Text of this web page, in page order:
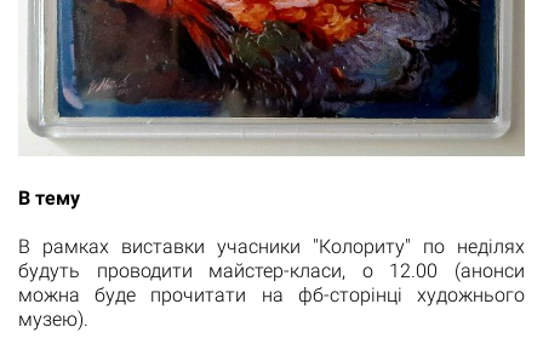
В тему
В рамках виставки учасники "Колориту" по неділях
будуть проводити майстер-класи, о 12.00 (анонси
можна буде прочитати на фб-сторінці художнього
музею).